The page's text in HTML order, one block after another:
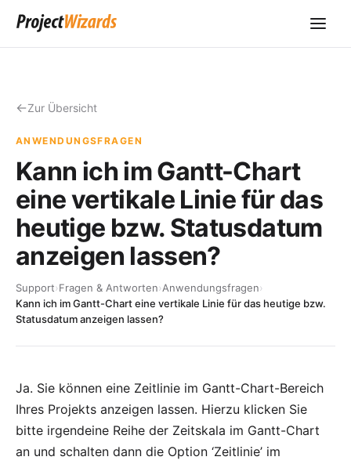
Zur Übersicht
ANWENDUNGSFRAGEN
Kann ich im Gantt-Chart
eine vertikale Linie für das
heutige bzw. Statusdatum
anzeigen lassen?
Support›Fragen & Antworten›Anwendungsfragen›
Kann ich im Gantt-Chart eine vertikale Linie für das heutige bzw.
Statusdatum anzeigen lassen?
Ja. Sie können eine Zeitlinie im Gantt-Chart-Bereich
Ihres Projekts anzeigen lassen. Hierzu klicken Sie
bitte irgendeine Reihe der Zeitskala im Gantt-Chart
an und schalten dann die Option ‘Zeitlinie’ im